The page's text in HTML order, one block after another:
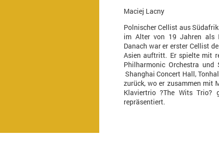
Maciej Lacny
Polnischer Cellist aus
im Alter von 19 Jahren als
Danach war er erster Cellist
Asien auftritt. Er spielte mit
Philharmonic Orchestra
Shanghai Concert Hall,
zurück, wo er zusammen mit
Klaviertrio ?The Wits Trio?
repräsentiert.